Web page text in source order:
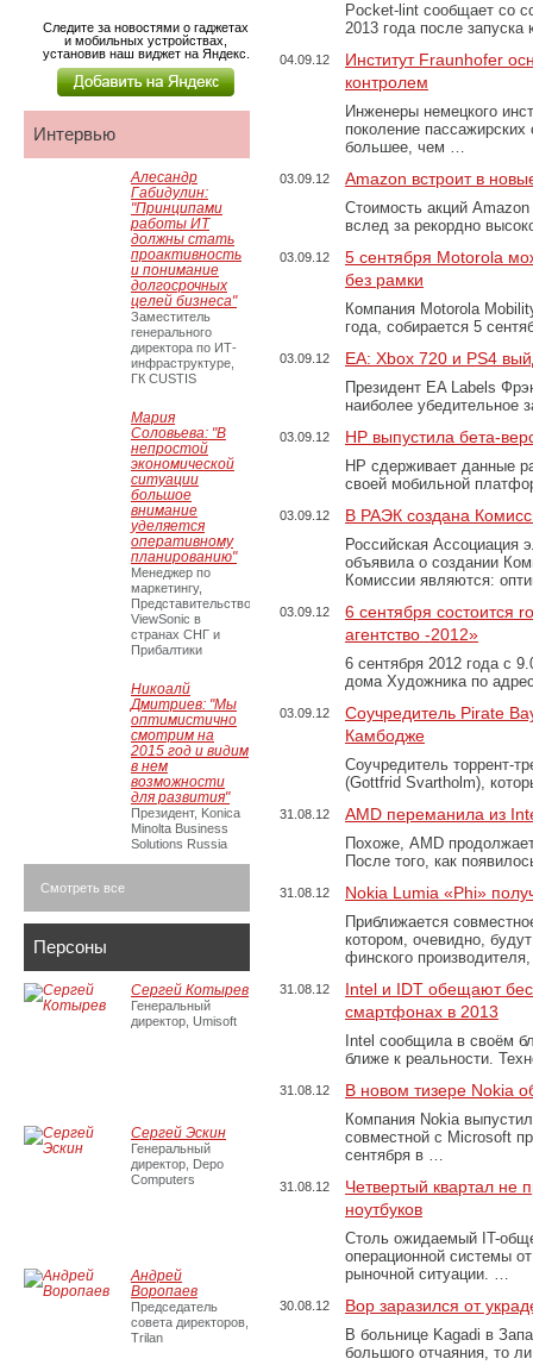
Pocket-lint сообщает со
2013 года после
04.09.12
Институт Fraunhofer
контролем
Инженеры немецкого
поколение
большее, чем …
03.09.12 Amazon встроит в
Стоимость акций
вслед за рекордно
03.09.12
5 сентября Motorola
без рамки
Компания Motorola
года, собирается 5
03.09.12 EA: Xbox 720 и PS4
Президент EA Labels
наиболее убедительное
03.09.12 HP выпустила бета-
HP сдерживает данные
своей мобильной
03.09.12 В РАЭК создана
Российская Ассоциация
объявила о создании
Комиссии являются:
03.09.12
6 сентября состоится
агентство -2012»
6 сентября 2012 года с
дома Художника по
03.09.12
Соучредитель Pirate
Камбодже
Соучредитель торрент-
(Gottfrid Svartholm),
31.08.12 AMD переманила из
Похоже, AMD
После того, как
31.08.12 Nokia Lumia «Phi»
Приближается
котором, очевидно,
финского
31.08.12
Intel и IDT обещают
смартфонах в 2013
Intel сообщила в своём
ближе к реальности.
31.08.12 В новом тизере Nokia
Компания Nokia
совместной с Microsoft
сентября в …
31.08.12
Четвертый квартал не
ноутбуков
Столь ожидаемый IT-
операционной системы
рыночной ситуации. …
30.08.12 Вор заразился от
В больнице Kagadi в
большого отчаяния, то
Следите за новостями о гаджетах
и мобильных устройствах,
установив наш виджет на Яндекс.
Интервью
Алесандр
Габидулин:
"Принципами
работы ИТ
должны стать
проактивность
и понимание
долгосрочных
целей бизнеса"
Заместитель
генерального
директора по ИТ-
инфраструктуре,
ГК CUSTIS
Мария
Соловьева: "В
непростой
экономической
ситуации
большое
внимание
уделяется
оперативному
планированию"
Менеджер по
маркетингу,
Представительство
ViewSonic в
странах СНГ и
Прибалтики
Никоалй
Дмитриев: "Мы
оптимистично
смотрим на
2015 год и видим
в нем
возможности
для развития"
Президент, Konica
Minolta Business
Solutions Russia
Смотреть все
Персоны
Сергей Котырев
Генеральный
директор, Umisoft
Сергей Эскин
Генеральный
директор, Depo
Computers
Андрей
Воропаев
Председатель
совета директоров,
Trilan